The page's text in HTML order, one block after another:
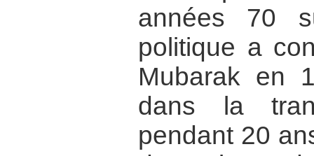
années 70
politique a
Mubarak en
dans la
pendant 20